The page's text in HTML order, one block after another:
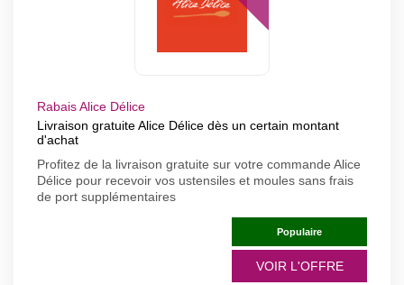
Rabais Alice Délice
Livraison gratuite Alice Délice dès un certain montant
d'achat
Profitez de la livraison gratuite sur votre commande Alice
Délice pour recevoir vos ustensiles et moules sans frais
de port supplémentaires
Populaire
VOIR L'OFFRE